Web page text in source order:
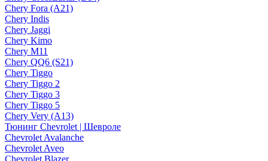
Chery Fora (A21)
Chery Indis
Chery Jaggi
Chery Kimo
Chery M11
Chery QQ6 (S21)
Chery Tiggo
Chery Tiggo 2
Chery Tiggo 3
Chery Tiggo 5
Chery Very (A13)
Тюнинг Chevrolet | Шевроле
Chevrolet Avalanche
Chevrolet Aveo
Chevrolet Blazer